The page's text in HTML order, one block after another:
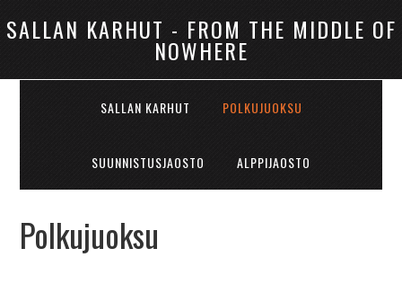
SALLAN KARHUT - FROM THE MIDDLE OF
NOWHERE
SALLAN KARHUT POLKUJUOKSU
SUUNNISTUSJAOSTO ALPPIJAOSTO
Polkujuoksu